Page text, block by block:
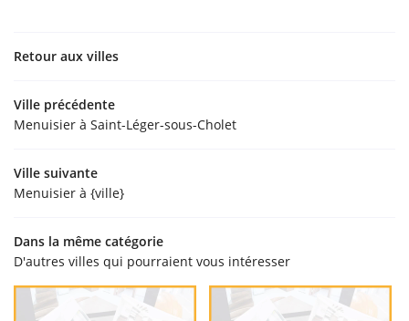
Retour aux villes
Ville précédente
Menuisier à Saint-Léger-sous-Cholet
Ville suivante
Menuisier à {ville}
Dans la même catégorie
D'autres villes qui pourraient vous intéresser